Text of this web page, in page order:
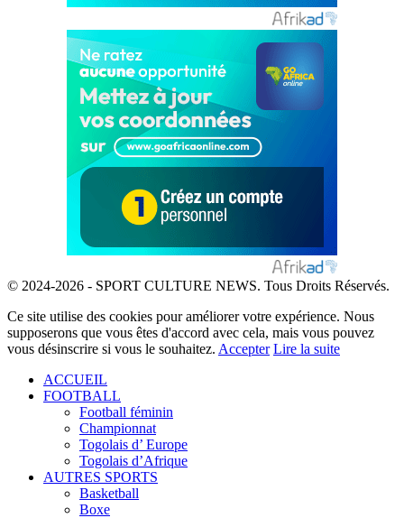
© 2024-2026 - SPORT CULTURE NEWS. Tous Droits Réservés.
Ce site utilise des cookies pour améliorer votre expérience. Nous
supposerons que vous êtes d'accord avec cela, mais vous pouvez
vous désinscrire si vous le souhaitez. Accepter Lire la suite
ACCUEIL
FOOTBALL
Football féminin
Championnat
Togolais d’ Europe
Togolais d’Afrique
AUTRES SPORTS
Basketball
Boxe